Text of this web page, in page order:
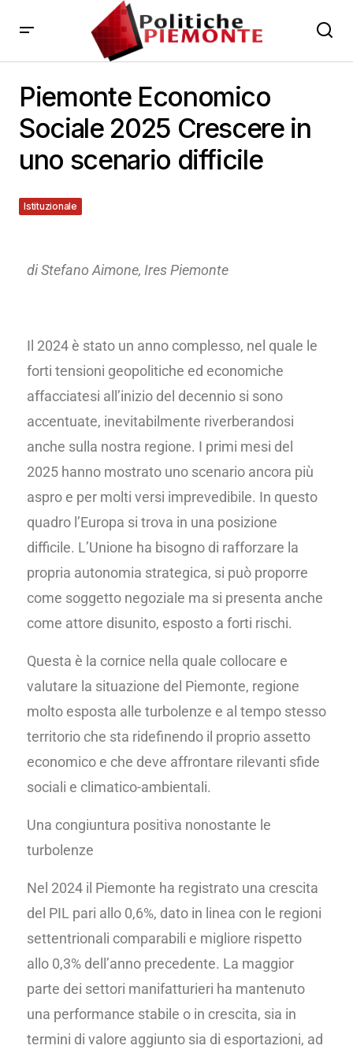
Piemonte Economico
Sociale 2025 Crescere in
uno scenario difficile
Istituzionale
21 Ottobre 2025
di Stefano Aimone, Ires Piemonte
Il 2024 è stato un anno complesso, nel quale le
forti tensioni geopolitiche ed economiche
affacciatesi all’inizio del decennio si sono
accentuate, inevitabilmente riverberandosi
anche sulla nostra regione. I primi mesi del
2025 hanno mostrato uno scenario ancora più
aspro e per molti versi imprevedibile. In questo
quadro l’Europa si trova in una posizione
difficile. L’Unione ha bisogno di rafforzare la
propria autonomia strategica, si può proporre
come soggetto negoziale ma si presenta anche
come attore disunito, esposto a forti rischi.
Questa è la cornice nella quale collocare e
valutare la situazione del Piemonte, regione
molto esposta alle turbolenze e al tempo stesso
territorio che sta ridefinendo il proprio assetto
economico e che deve affrontare rilevanti sfide
sociali e climatico-ambientali.
Una congiuntura positiva nonostante le
turbolenze
Nel 2024 il Piemonte ha registrato una crescita
del PIL pari allo 0,6%, dato in linea con le regioni
settentrionali comparabili e migliore rispetto
allo 0,3% dell’anno precedente. La maggior
parte dei settori manifatturieri ha mantenuto
una performance stabile o in crescita, sia in
termini di valore aggiunto sia di esportazioni, ad